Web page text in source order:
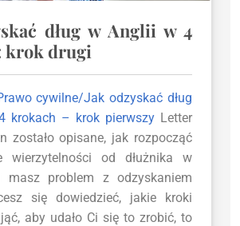
dług w Anglii w 4
krok drugi
cywilne/Jak odzyskać dług
krokach – krok pierwszy Letter
zostało opisane, jak rozpocząć
wierzytelności od dłużnika w
masz problem z odzyskaniem
się dowiedzieć, jakie kroki
aby udało Ci się to zrobić, to